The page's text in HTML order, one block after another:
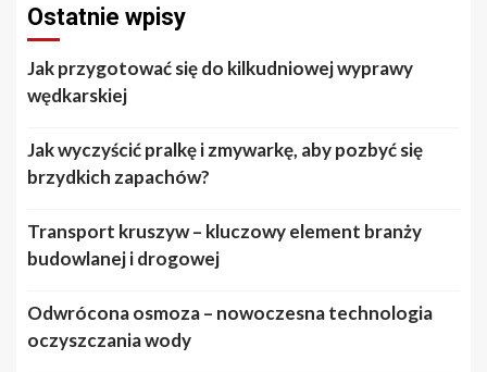
Ostatnie wpisy
Jak przygotować się do kilkudniowej wyprawy
wędkarskiej
Jak wyczyścić pralkę i zmywarkę, aby pozbyć się
brzydkich zapachów?
Transport kruszyw – kluczowy element branży
budowlanej i drogowej
Odwrócona osmoza – nowoczesna technologia
oczyszczania wody